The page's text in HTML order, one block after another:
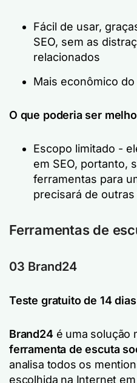
Fácil de usar,
SEO, sem as
relacionados
Mais econômico
O que poderia ser
Escopo limitado -
em SEO, portanto,
ferramentas para
precisará de
Ferramentas de
03 Brand24
Teste gratuito de 14
Brand24é uma solução
ferramenta de escuta
analisa todos os
escolhida na Internet